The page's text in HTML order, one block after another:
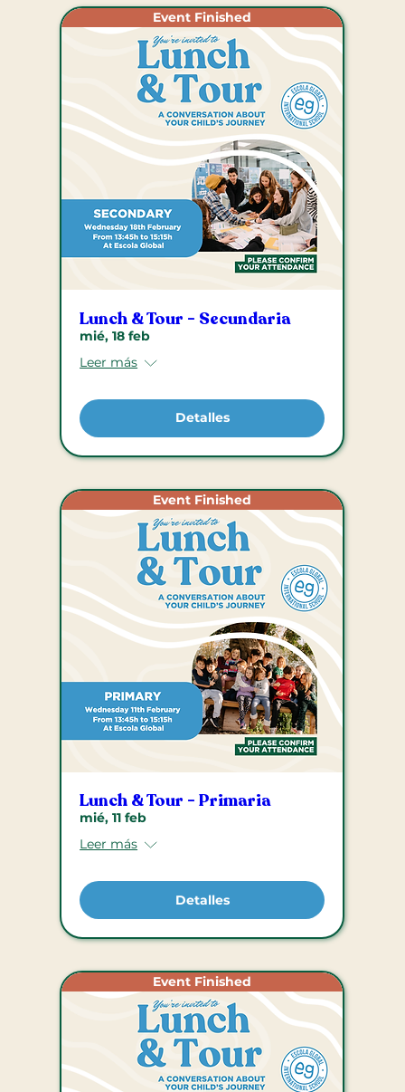
Event Finished
Lunch & Tour - Secundaria
mié, 18 feb
Leer más
Detalles
Event Finished
Lunch & Tour - Primaria
mié, 11 feb
Leer más
Detalles
Event Finished